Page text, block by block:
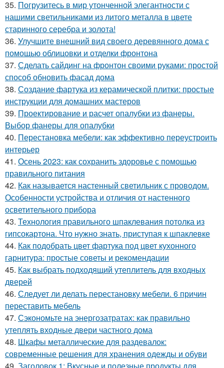
35. Погрузитесь в мир утонченной элегантности с
нашими светильниками из литого металла в цвете
старинного серебра и золота!
36. Улучшите внешний вид своего деревянного дома с
помощью облицовки и отделки фронтона
37. Сделать сайдинг на фронтон своими руками: простой
способ обновить фасад дома
38. Создание фартука из керамической плитки: простые
инструкции для домашних мастеров
39. Проектирование и расчет опалубки из фанеры.
Выбор фанеры для опалубки
40. Перестановка мебели: как эффективно переустроить
интерьер
41. Осень 2023: как сохранить здоровье с помощью
правильного питания
42. Как называется настенный светильник с проводом.
Особенности устройства и отличия от настенного
осветительного прибора
43. Технология правильного шпаклевания потолка из
гипсокартона. Что нужно знать, приступая к шпаклевке
44. Как подобрать цвет фартука под цвет кухонного
гарнитура: простые советы и рекомендации
45. Как выбрать подходящий утеплитель для входных
дверей
46. Следует ли делать перестановку мебели. 6 причин
переставить мебель
47. Сэкономьте на энергозатратах: как правильно
утеплять входные двери частного дома
48. Шкафы металлические для раздевалок:
современные решения для хранения одежды и обуви